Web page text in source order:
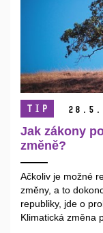
TIP 28. 5.
Jak zákony
změně?
Ačkoliv je možné
změny, a to
republiky, jde o
Klimatická změna